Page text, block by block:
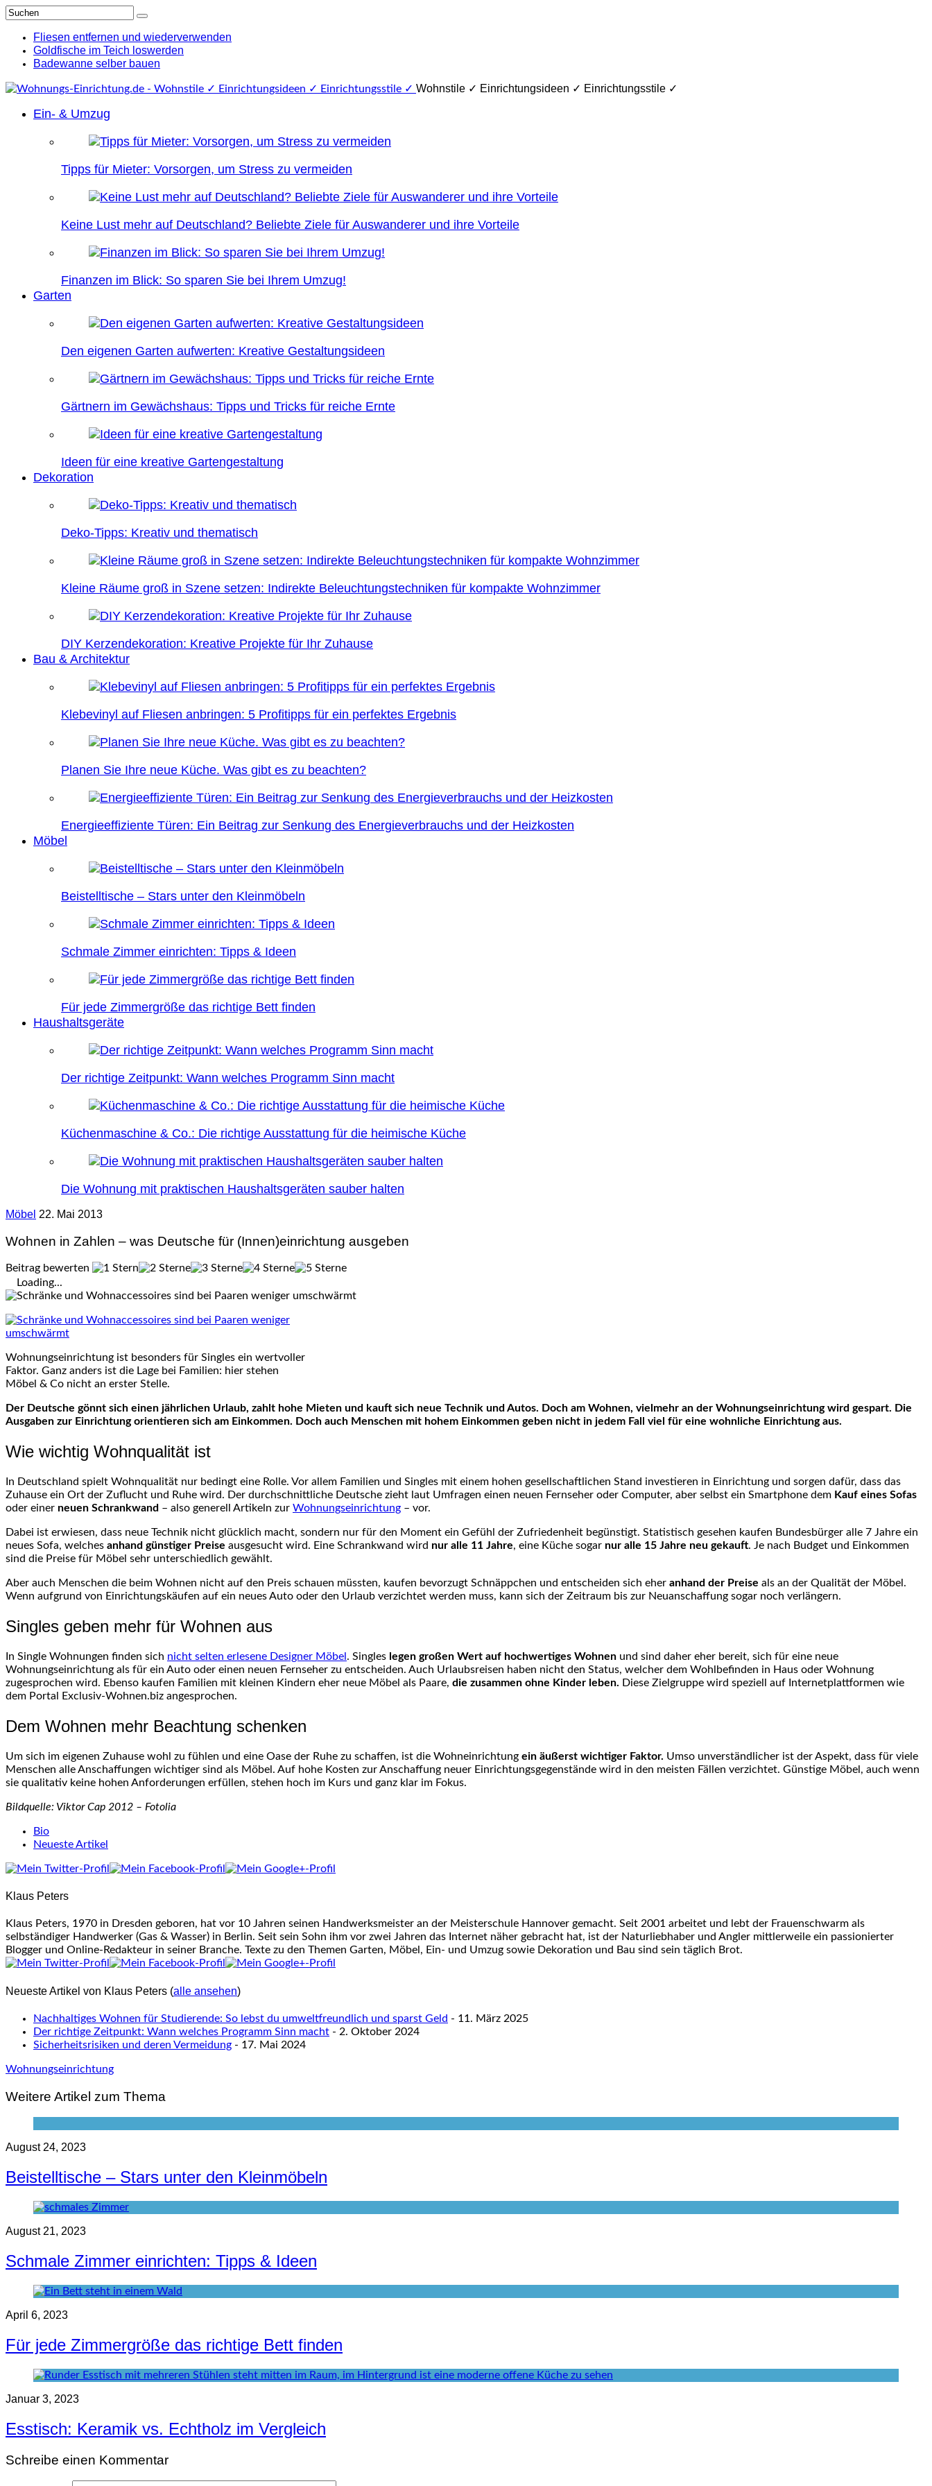
Fliesen entfernen und wiederverwenden
Goldfische im Teich loswerden
Badewanne selber bauen
Wohnstile ✓ Einrichtungsideen ✓ Einrichtungsstile ✓
Ein- & Umzug
Tipps für Mieter: Vorsorgen, um Stress zu vermeiden
Keine Lust mehr auf Deutschland? Beliebte Ziele für Auswanderer und ihre Vorteile
Finanzen im Blick: So sparen Sie bei Ihrem Umzug!
Garten
Den eigenen Garten aufwerten: Kreative Gestaltungsideen
Gärtnern im Gewächshaus: Tipps und Tricks für reiche Ernte
Ideen für eine kreative Gartengestaltung
Dekoration
Deko-Tipps: Kreativ und thematisch
Kleine Räume groß in Szene setzen: Indirekte Beleuchtungstechniken für kompakte Wohnzimmer
DIY Kerzendekoration: Kreative Projekte für Ihr Zuhause
Bau & Architektur
Klebevinyl auf Fliesen anbringen: 5 Profitipps für ein perfektes Ergebnis
Planen Sie Ihre neue Küche. Was gibt es zu beachten?
Energieeffiziente Türen: Ein Beitrag zur Senkung des Energieverbrauchs und der Heizkosten
Möbel
Beistelltische – Stars unter den Kleinmöbeln
Schmale Zimmer einrichten: Tipps & Ideen
Für jede Zimmergröße das richtige Bett finden
Haushaltsgeräte
Der richtige Zeitpunkt: Wann welches Programm Sinn macht
Küchenmaschine & Co.: Die richtige Ausstattung für die heimische Küche
Die Wohnung mit praktischen Haushaltsgeräten sauber halten
Möbel 22. Mai 2013
Wohnen in Zahlen – was Deutsche für (Innen)einrichtung ausgeben
Beitrag bewerten
Loading...
Wohnungseinrichtung ist besonders für Singles ein wertvoller
Faktor. Ganz anders ist die Lage bei Familien: hier stehen
Möbel & Co nicht an erster Stelle.
Der Deutsche gönnt sich einen jährlichen Urlaub, zahlt hohe Mieten und kauft sich neue Technik und Autos. Doch am Wohnen, vielmehr an der Wohnungseinrichtung wird gespart. Die
Ausgaben zur Einrichtung orientieren sich am Einkommen. Doch auch Menschen mit hohem Einkommen geben nicht in jedem Fall viel für eine wohnliche Einrichtung aus.
Wie wichtig Wohnqualität ist
In Deutschland spielt Wohnqualität nur bedingt eine Rolle. Vor allem Familien und Singles mit einem hohen gesellschaftlichen Stand investieren in Einrichtung und sorgen dafür, dass das
Zuhause ein Ort der Zuflucht und Ruhe wird. Der durchschnittliche Deutsche zieht laut Umfragen einen neuen Fernseher oder Computer, aber selbst ein Smartphone dem Kauf eines Sofas
oder einer neuen Schrankwand – also generell Artikeln zur Wohnungseinrichtung – vor.
Dabei ist erwiesen, dass neue Technik nicht glücklich macht, sondern nur für den Moment ein Gefühl der Zufriedenheit begünstigt. Statistisch gesehen kaufen Bundesbürger alle 7 Jahre ein
neues Sofa, welches anhand günstiger Preise ausgesucht wird. Eine Schrankwand wird nur alle 11 Jahre, eine Küche sogar nur alle 15 Jahre neu gekauft. Je nach Budget und Einkommen
sind die Preise für Möbel sehr unterschiedlich gewählt.
Aber auch Menschen die beim Wohnen nicht auf den Preis schauen müssten, kaufen bevorzugt Schnäppchen und entscheiden sich eher anhand der Preise als an der Qualität der Möbel.
Wenn aufgrund von Einrichtungskäufen auf ein neues Auto oder den Urlaub verzichtet werden muss, kann sich der Zeitraum bis zur Neuanschaffung sogar noch verlängern.
Singles geben mehr für Wohnen aus
In Single Wohnungen finden sich nicht selten erlesene Designer Möbel . Singles legen großen Wert auf hochwertiges Wohnen und sind daher eher bereit, sich für eine neue
Wohnungseinrichtung als für ein Auto oder einen neuen Fernseher zu entscheiden. Auch Urlaubsreisen haben nicht den Status, welcher dem Wohlbefinden in Haus oder Wohnung
zugesprochen wird. Ebenso kaufen Familien mit kleinen Kindern eher neue Möbel als Paare, die zusammen ohne Kinder leben. Diese Zielgruppe wird speziell auf Internetplattformen wie
dem Portal Exclusiv-Wohnen.biz angesprochen.
Dem Wohnen mehr Beachtung schenken
Um sich im eigenen Zuhause wohl zu fühlen und eine Oase der Ruhe zu schaffen, ist die Wohneinrichtung ein äußerst wichtiger Faktor. Umso unverständlicher ist der Aspekt, dass für viele
Menschen alle Anschaffungen wichtiger sind als Möbel. Auf hohe Kosten zur Anschaffung neuer Einrichtungsgegenstände wird in den meisten Fällen verzichtet. Günstige Möbel, auch wenn
sie qualitativ keine hohen Anforderungen erfüllen, stehen hoch im Kurs und ganz klar im Fokus.
Bildquelle: Viktor Cap 2012 – Fotolia
following
tabs
content
Bio
Neueste Artikel
Klaus Peters
Klaus Peters, 1970 in Dresden geboren, hat vor 10 Jahren seinen Handwerksmeister an der Meisterschule Hannover gemacht. Seit 2001 arbeitet und lebt der Frauenschwarm als
selbständiger Handwerker (Gas & Wasser) in Berlin. Seit sein Sohn ihm vor zwei Jahren das Internet näher gebracht hat, ist der Naturliebhaber und Angler mittlerweile ein passionierter
Blogger und Online-Redakteur in seiner Branche. Texte zu den Themen Garten, Möbel, Ein- und Umzug sowie Dekoration und Bau sind sein täglich Brot.
Neueste Artikel von Klaus Peters (alle ansehen)
Nachhaltiges Wohnen für Studierende: So lebst du umweltfreundlich und sparst Geld - 11. März 2025
Der richtige Zeitpunkt: Wann welches Programm Sinn macht - 2. Oktober 2024
Sicherheitsrisiken und deren Vermeidung - 17. Mai 2024
Wohnungseinrichtung
Weitere Artikel zum Thema
August 24, 2023
Beistelltische – Stars unter den Kleinmöbeln
August 21, 2023
Schmale Zimmer einrichten: Tipps & Ideen
April 6, 2023
Für jede Zimmergröße das richtige Bett finden
Januar 3, 2023
Esstisch: Keramik vs. Echtholz im Vergleich
Schreibe einen Kommentar